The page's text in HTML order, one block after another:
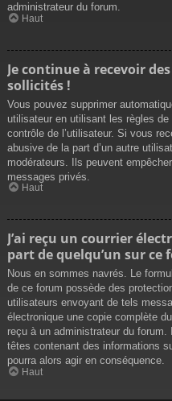
administrateur du forum.
Haut
Je continue à recevoir
sollicités !
Vous pouvez supprimer
utilisateur en utilisant les règles
contrôle de l’utilisateur. Si vous
abusive de la part d’un autre
modérateurs. Ils peuvent
messages privés.
Haut
J’ai reçu un courrier
part de quelqu’un sur ce
Nous en sommes navrés. Le
de ce forum possède des
utilisateurs envoyant de tels
électronique une copie complète
reçu à un administrateur du
têtes contenant des informations
pourra alors agir en conséquence.
Haut